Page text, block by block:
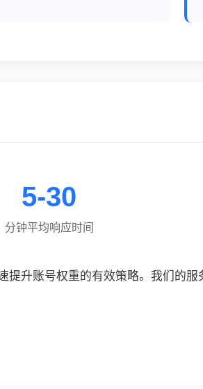
5-30
分钟平均响应时间
升账号权重的有效策略。我们的